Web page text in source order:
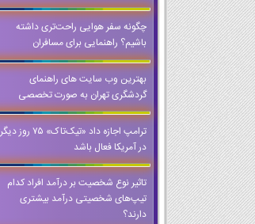
چگونه سفر هوایی راحت‌تری داشته
باشیم؟ راهنمایی برای مسافران
بهترین وب سایت های راهنمای
گردشگری تهران به صورت تخصصی
ترامپ اجازه داد «تیک‌تاک» ۷۵ روز دیگر
در آمریکا فعال باشد
تاثیر نوع شخصیت بر درآمد افراد کدام
تیپ‌های شخصیتی درآمد بیشتری
دارند؟